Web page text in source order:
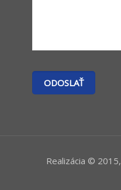
Realizácia © 2015,